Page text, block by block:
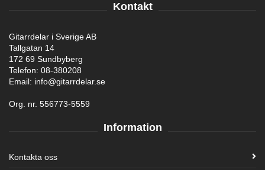
Kontakt
Gitarrdelar i Sverige AB
Tallgatan 14
172 69 Sundbyberg
Telefon: 08-380208
Email: info@gitarrdelar.se
Org. nr. 556773-5559
Information
Kontakta oss